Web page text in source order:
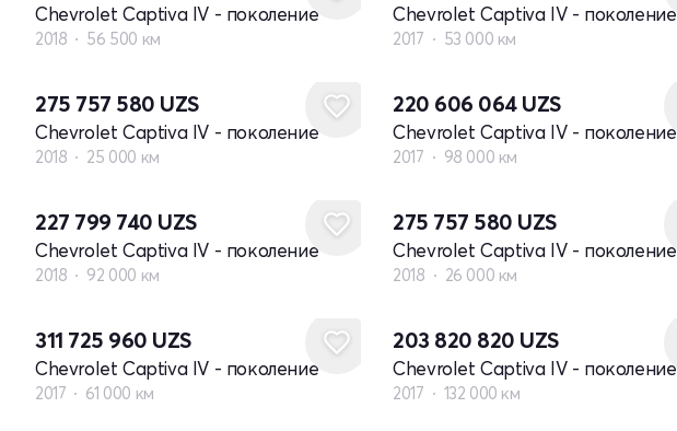
Chevrolet Captiva IV - поколение
2018 56 500 км
Chevrolet Captiva IV - поколение
2017 53 000 км
275 757 580 UZS
Chevrolet Captiva IV - поколение
2018 25 000 км
220 606 064 UZS
Chevrolet Captiva IV - поколение
2017 98 000 км
227 799 740 UZS
Chevrolet Captiva IV - поколение
2018 92 000 км
275 757 580 UZS
Chevrolet Captiva IV - поколение
2018 26 000 км
311 725 960 UZS
Chevrolet Captiva IV - поколение
2017 61 000 км
203 820 820 UZS
Chevrolet Captiva IV - поколение
2017 132 000 км